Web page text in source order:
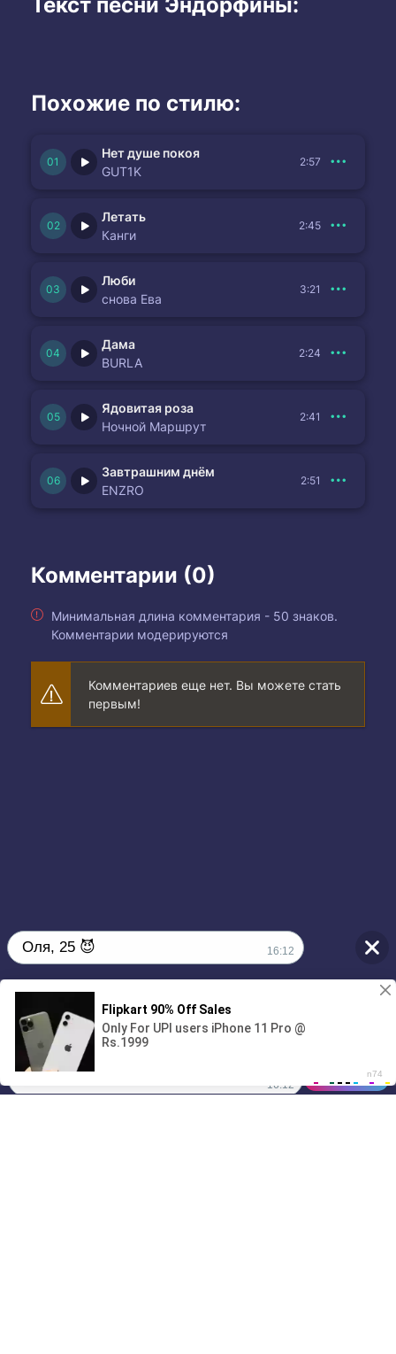
Похожие по стилю:
Нет душе покоя
GUT1K
2:57
Летать
Канги
2:45
Люби
снова Ева
3:21
Дама
BURLA
2:24
Ядовитая роза
Ночной Маршрут
2:41
Завтрашним днём
ENZRO
2:51
Комментарии (0)
Минимальная длина комментария - 50 знаков.
Комментарии модерируются
Комментариев еще нет. Вы можете стать
первым!
01/07
00:00
Оля, 25 😈 16:12
Без обязательств и лишних слов,
только сегодня 💦
1